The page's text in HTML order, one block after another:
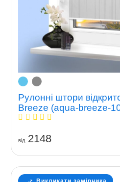
Рулонні штори
Breeze (aqua-breeze-
вiд2148